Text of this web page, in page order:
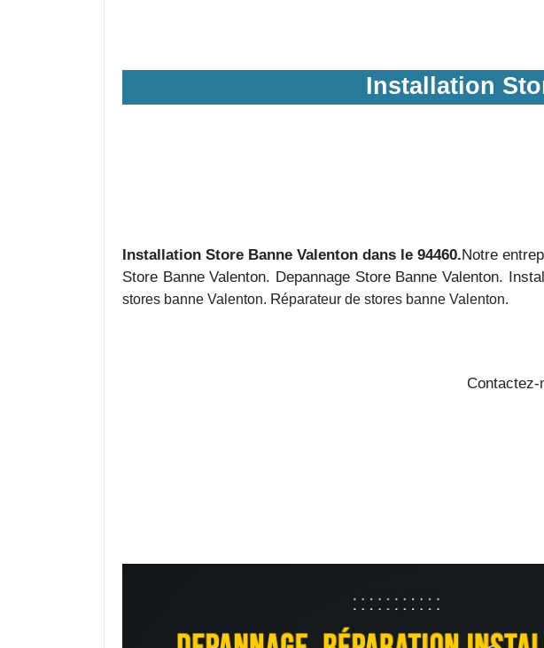
Installation
Installation Store Banne Valenton dans le 94460.Notre
Store Banne Valenton. Depannage Store Banne Valenton.
stores banne Valenton. Réparateur de stores banne Valenton.
Contactez-